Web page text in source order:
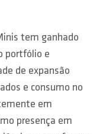
tem ganhado
portfólio e
de expansão
e consumo no
em
presença em